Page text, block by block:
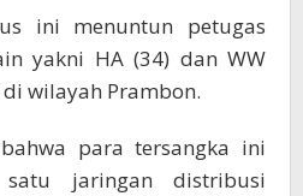
ini menuntun petugas
yakni HA (34) dan WW
wilayah Prambon.
para tersangka ini
jaringan distribusi